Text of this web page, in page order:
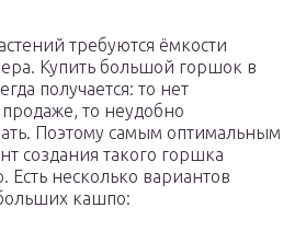
требуются ёмкости
Купить большой горшок в
получается: то нет
то неудобно
Поэтому самым оптимальным
создания такого горшка
Есть несколько вариантов
кашпо:​